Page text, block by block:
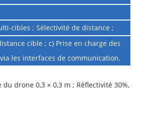
cibles ; Sélectivité de distance ;
cible ; c) Prise en charge des
les interfaces de communication.
drone 0,3 × 0,3 m ; Réflectivité 30%,